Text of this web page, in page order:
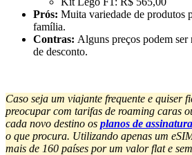
Prós: Muita variedade de produtos
família.
Contras: Alguns preços podem ser
de desconto.
Caso seja um viajante frequente e quiser
preocupar com tarifas de roaming caras
cada novo destino os planos de
o que procura. Utilizando apenas um
mais de 160 países por um valor flat e